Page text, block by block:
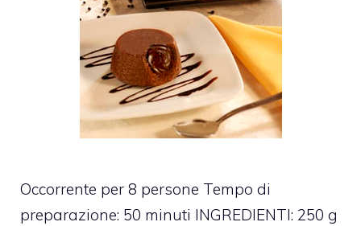
Occorrente per 8 persone Tempo di
preparazione: 50 minuti INGREDIENTI: 250 g